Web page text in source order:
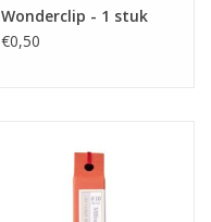
Wonderclip - 1 stuk
€0,50